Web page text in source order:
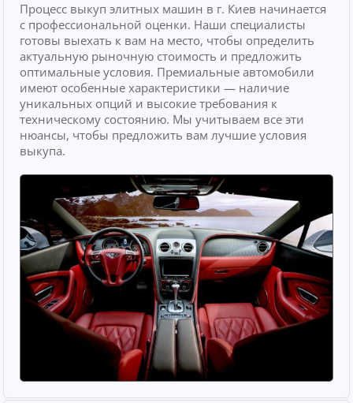
Процесс выкуп элитных машин в г. Киев начинается
с профессиональной оценки. Наши специалисты
готовы выехать к вам на место, чтобы определить
актуальную рыночную стоимость и предложить
оптимальные условия. Премиальные автомобили
имеют особенные характеристики — наличие
уникальных опций и высокие требования к
техническому состоянию. Мы учитываем все эти
нюансы, чтобы предложить вам лучшие условия
выкупа.